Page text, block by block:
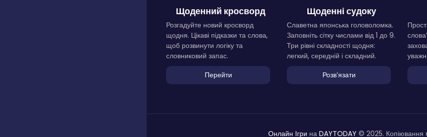
Щоденний кросворд
Розгадуйте новий кросворд
щодня. Цікаві підказки та слова,
щоб розвинути логіку та
словниковий запас.
Перейти
Щоденні судоку
Славетна японська головоломка.
Заповніть сітку числами від 1 до 9.
Три рівні складності щодня:
легкий, середній і складний.
Розвʼязати
Онлайн Ігри на DAYTODAY © 2025. Копіювання